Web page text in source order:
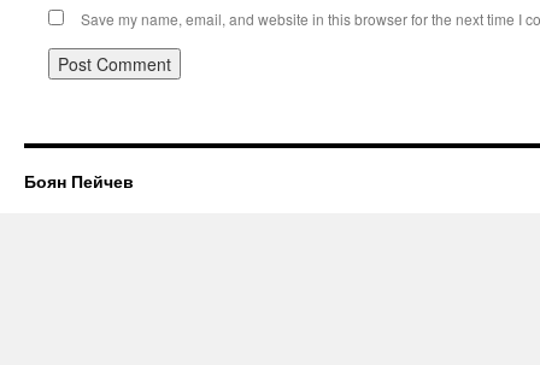
Save my name, email, and website in this browser for the next time I
Боян Пейчев